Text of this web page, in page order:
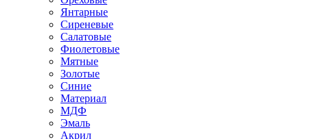
Янтарные
Сиреневые
Салатовые
Фиолетовые
Мятные
Золотые
Синие
Материал
МДФ
Эмаль
Акрил